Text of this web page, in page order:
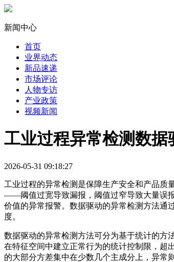
新闻中心
首页
业界动态
新品速递
市场评论
人物专访
产业政策
视频新闻
工业过程异常检测数
2026-05-31 09:18:27
工业过程的异常检测是保障生产安全和产品质
——阈值过宽导致漏报，阈值过窄导致大量误
价值的异常报警。数据驱动的异常检测方法通
度。
数据驱动的异常检测方法可分为基于统计的方
在特征空间中建立正常行为的统计控制限，超
的大部分方差集中在少数几个主成分上，异常